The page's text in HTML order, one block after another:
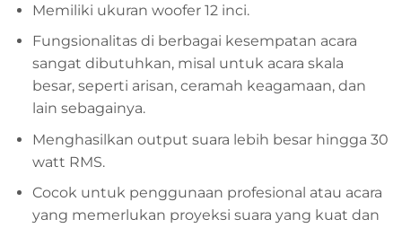
Memiliki ukuran woofer 12 inci.
Fungsionalitas di berbagai kesempatan acara
sangat dibutuhkan, misal untuk acara skala
besar, seperti arisan, ceramah keagamaan, dan
lain sebagainya.
Menghasilkan output suara lebih besar hingga 30
watt RMS.
Cocok untuk penggunaan profesional atau acara
yang memerlukan proyeksi suara yang kuat dan